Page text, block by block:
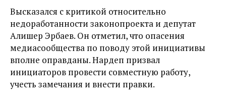
Высказался с критикой относительно
недоработанности законопроекта и депутат
Алишер Эрбаев. Он отметил, что опасения
медиасообщества по поводу этой инициативы
вполне оправданы. Нардеп призвал
инициаторов провести совместную работу,
учесть замечания и внести правки.